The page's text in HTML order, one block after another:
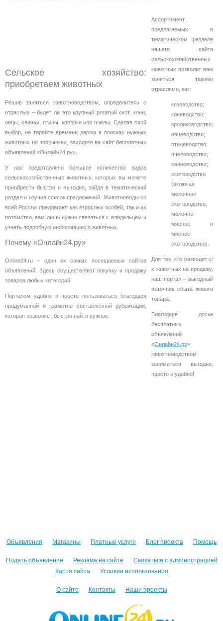
Сельское хозяйство:
приобретаем животных
Решив заняться животноводством, определитесь с
отраслью – будет ли это крупный рогатый скот, кони,
овцы, свиньи, птицы, кролики или пчелы. Сделав свой
выбор, не теряйте времени даром в поисках нужных
животных на зоорынках, заходите на сайт бесплатных
объявлений «Онлайн24.ру».
У нас представлено большое количество видов
сельскохозяйственных животных, которых вы можете
приобрести быстро и выгодно, зайдя в тематический
раздел и изучив список предложений. Животноводы со
всей России предлагают как взрослых особей, так и их
потомство, вам лишь нужно связаться с владельцем и
узнать подробную информацию о животных.
Почему «Онлайн24.ру»
Online24.ru – один их самых посещаемых сайтов
объявлений. Здесь осуществляют покупку и продажу
товаров любых категорий.
Порталом удобно и просто пользоваться благодаря
продуманной и грамотно составленной рубрикации,
которая позволяет быстро найти нужное.
Ассортимент
предлагаемых в
тематическом разделе
нашего сайта
сельскохозяйственных
животных позволит вам
заняться такими
отраслями, как:
козоводство;
коневодство;
кролиководство;
овцеводство;
птицеводство;
пчеловодство;
свиноводство;
скотоводство
(включая
молочное
скотоводство,
молочно-
мясное и
мясное
скотоводство).
Для тех, кто разводит с/
х животных на продажу,
наш портал – выгодный
источник сбыта живого
товара.
Благодаря доске
бесплатных
объявлений
«Онлайн24.ру»
животноводством
заниматься выгодно,
просто и удобно!
Объявления Магазины Платные услуги Блог проекта Помощь
Подать объявление Реклама на сайте
Связаться с администрацией
Карта сайта
Условия использования
О сайте Контакты Наши проекты